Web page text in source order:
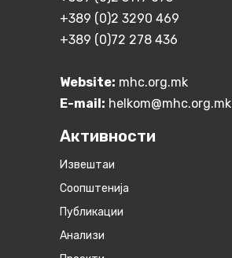
+389 (0)2 3290 469
+389 (0)72 278 436
Website: mhc.org.mk
E-mail: helkom@mhc.org.mk
Активности
Извештаи
Соопштенија
Публикации
Анализи